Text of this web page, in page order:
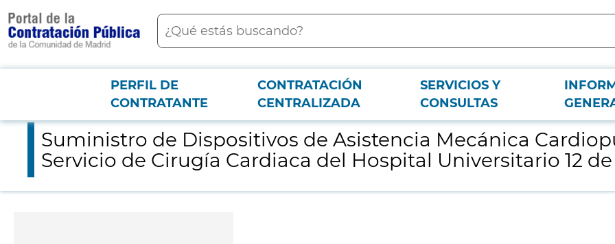
contenido
principal
Buscar
Menú PCON
PERFIL DE
CONTRATANTE
CONTRATACIÓN
CENTRALIZADA
SERVICIOS Y
CONSULTAS
Suministro de Dispositivos de Asistencia Mecánica Cardiopulmonar Adulto, para el Servicio de Cirugía Cardiaca del Hospital Universitario
Suministro de Dispositivos de Asistencia Mecánica
Servicio de Cirugía Cardiaca del Hospital Universitario 12